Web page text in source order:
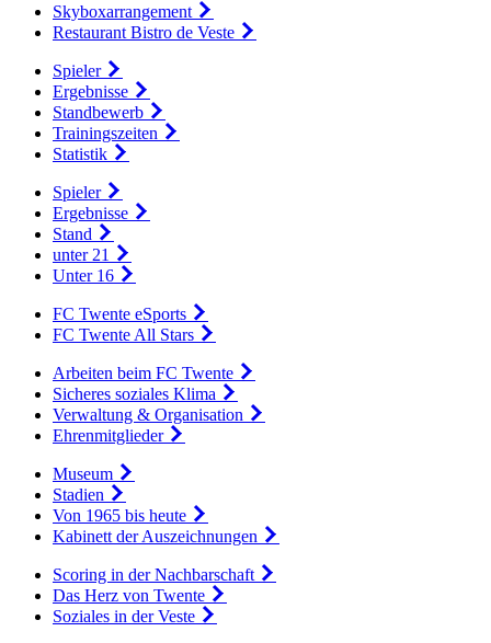
Skyboxarrangement
Restaurant Bistro de Veste
Spieler
Ergebnisse
Standbewerb
Trainingszeiten
Statistik
Spieler
Ergebnisse
Stand
unter 21
Unter 16
FC Twente eSports
FC Twente All Stars
Arbeiten beim FC Twente
Sicheres soziales Klima
Verwaltung & Organisation
Ehrenmitglieder
Museum
Stadien
Von 1965 bis heute
Kabinett der Auszeichnungen
Scoring in der Nachbarschaft
Das Herz von Twente
Soziales in der Veste